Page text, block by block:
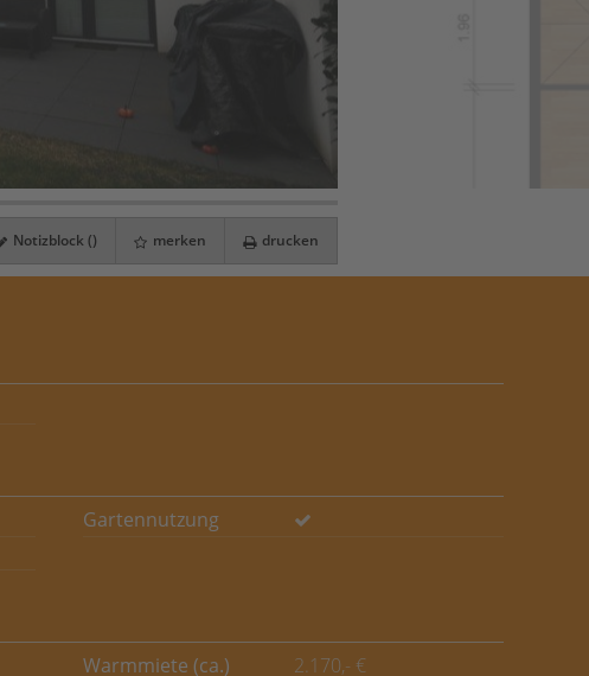
Notizblock () merken drucken
Gartennutzung
Warmmiete (ca.)
2.170,- €